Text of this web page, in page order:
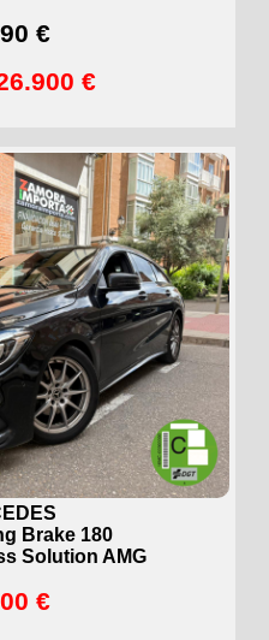
€
€
Brake 180
Solution AMG
€